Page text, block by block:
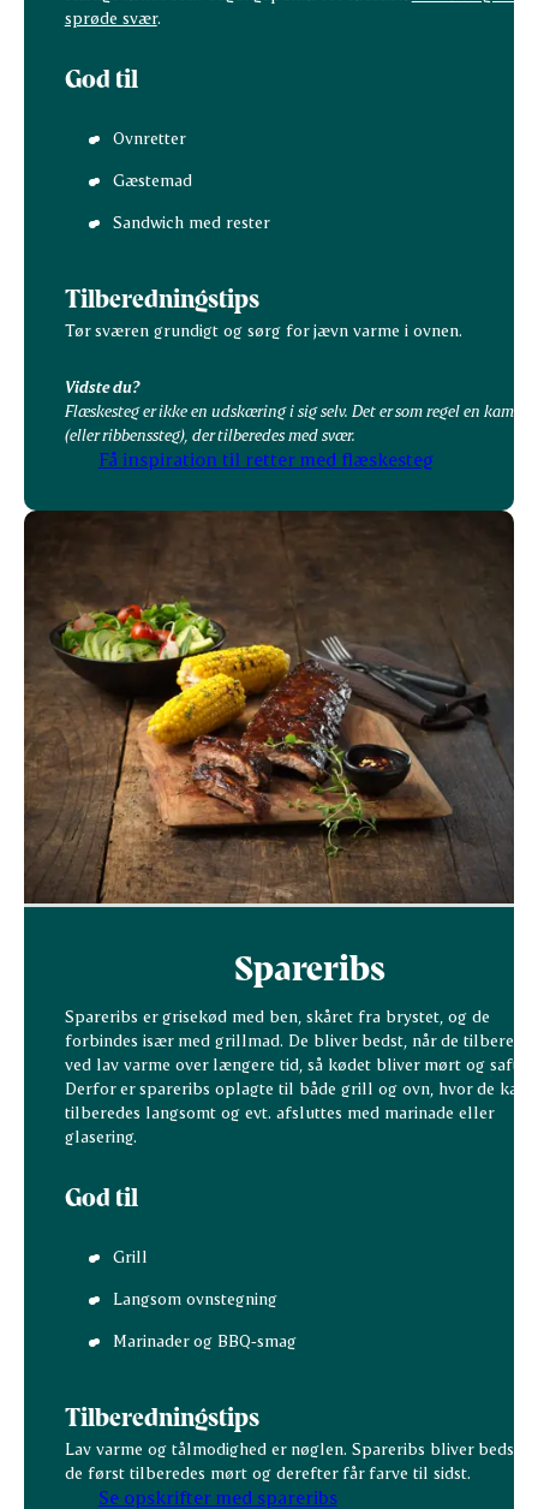
sprøde svær.
God til
Ovnretter
Gæstemad
Sandwich med rester
Tilberedningstips
Tør sværen grundigt og sørg for jævn varme i ovnen.
Vidste du?
Flæskesteg er ikke en udskæring i sig selv. Det er som regel en
(eller ribbenssteg), der tilberedes med svær.
Få inspiration til retter med flæskesteg
Spareribs
Spareribs er grisekød med ben, skåret fra brystet, og de
forbindes især med grillmad. De bliver bedst, når de tilberedes
ved lav varme over længere tid, så kødet bliver mørt og
Derfor er spareribs oplagte til både grill og ovn, hvor de kan
tilberedes langsomt og evt. afsluttes med marinade eller
glasering.
God til
Grill
Langsom ovnstegning
Marinader og BBQ‑smag
Tilberedningstips
Lav varme og tålmodighed er nøglen. Spareribs bliver bedst,
de først tilberedes mørt og derefter får farve til sidst.
Se opskrifter med spareribs